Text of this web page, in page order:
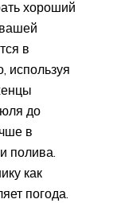
хороший
в
используя
до
в
полива.
как
погода.